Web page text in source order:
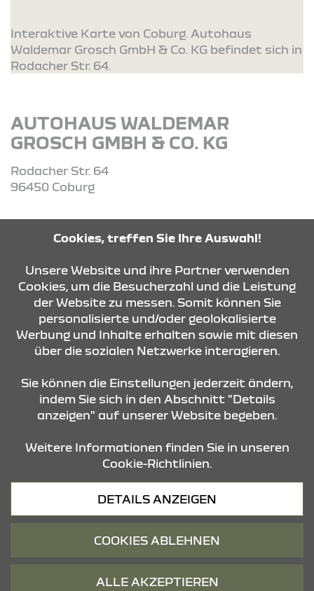
Interaktive Karte von Coburg. Autohaus
Waldemar Grosch GmbH & Co. KG befindet sich in
Rodacher Str. 64.
AUTOHAUS WALDEMAR
GROSCH GMBH & CO. KG
Rodacher Str. 64
96450 Coburg
ROUTE PLANEN
ANFRAGE SENDEN
Datenschutz
Cookies, treffen Sie Ihre Auswahl!
Unsere Website und ihre Partner verwenden
Cookies, um die Besucherzahl und die Leistung
der Website zu messen. Somit können Sie
personalisierte und/oder geolokalisierte
Werbung und Inhalte erhalten sowie mit diesen
über die sozialen Netzwerke interagieren.
Sie können die Einstellungen jederzeit ändern,
indem Sie sich in den Abschnitt "Details
anzeigen" auf unserer Website begeben.
Weitere Informationen finden Sie in unseren
Cookie-Richtlinien.
DETAILS ANZEIGEN
COOKIES ABLEHNEN
ALLE AKZEPTIEREN